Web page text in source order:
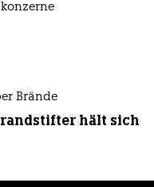
Brände
hält sich